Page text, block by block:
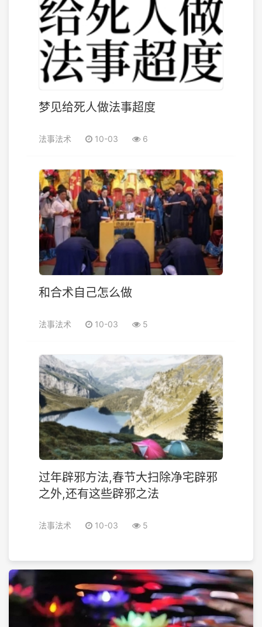
梦见给死人做法事超度
法事法术 10-03 6
和合术自己怎么做
法事法术 10-03 5
过年辟邪方法,春节大扫除净宅辟邪
之外,还有这些辟邪之法
法事法术 10-03 5